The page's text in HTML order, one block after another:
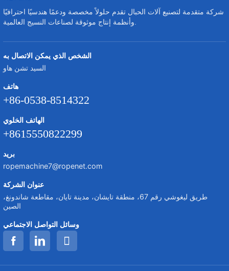
شركة متقدمة لتصنيع آلات الحبال تقدم حلولاً مخصصة ودعمًا هندسيًا احترافيًا
الشخص الذي يمكن الاتصال به
السيد تشن هاو
هاتف
+86-0538-8514322
الهاتف الخلوي
+8615550822299
بريد
ropemachine7@ropenet.com
عنوان الشركة
طريق ليغوشي رقم 67، منطقة تايشان، مدينة تايان، مقاطعة شاندونغ،
الصين
وسائل التواصل الاجتماعي